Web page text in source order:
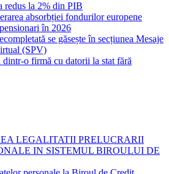
redus la 2% din PIB
absorbției fondurilor europene
în 2026
se găsește în secțiunea Mesaje
(SPV)
o firmă cu datorii la stat fără
LEGALITATII PRELUCRARII
IN SISTEMUL BIROULUI DE